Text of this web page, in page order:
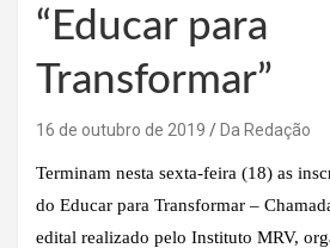
“Educar para
Transformar”
16 de outubro de 2019 Da Redação
Terminam nesta sexta-feira (18) as
do Educar para Transformar –
edital realizado pelo Instituto MRV,